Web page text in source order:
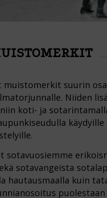
muistomerkit suurin
Niiden
koti- ja
sotavuosiemme
sotavangeista
hautausmaalla kuin